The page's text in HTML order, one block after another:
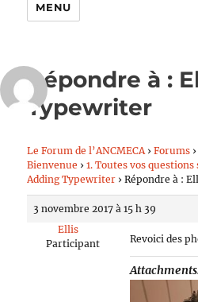
MENU
Répondre à :
Typewriter
Le Forum de l’ANCMECA › Forums ›
Bienvenue › 1. Toutes vos
Adding Typewriter › Répondre à :
3 novembre 2017 à 15 h 39
Ellis
Participant
Revoici des